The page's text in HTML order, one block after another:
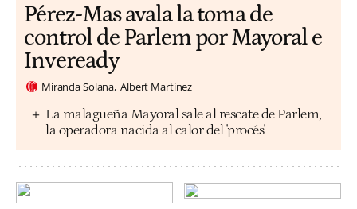
Pérez-Mas avala la toma de
control de Parlem por Mayoral e
Inveready
Miranda Solana Albert Martínez
La malagueña Mayoral sale al rescate de Parlem,
la operadora nacida al calor del 'procés'